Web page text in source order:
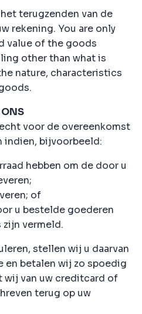
terugzenden van de
rekening. You are only
value of the goods
other than what is
nature, characteristics
voor de overeenkomst
indien, bijvoorbeeld:
hebben om de door u
of
u bestelde goederen
vermeld.
stellen wij u daarvan
en betalen wij zo spoedig
wij van uw creditcard of
terug op uw